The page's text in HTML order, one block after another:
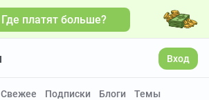
Где платят больше?
Вход
Свежее Подписки Блоги Темы
Больше видео